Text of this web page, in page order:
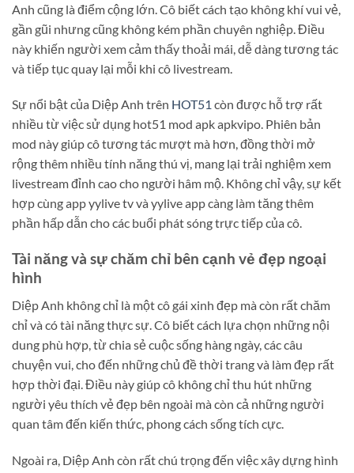
Anh cũng là điểm cộng lớn. Cô biết cách tạo không khí vui vẻ,
gần gũi nhưng cũng không kém phần chuyên nghiệp. Điều
này khiến người xem cảm thấy thoải mái, dễ dàng tương tác
và tiếp tục quay lại mỗi khi cô livestream.
Sự nổi bật của Diệp Anh trên HOT51 còn được hỗ trợ rất
nhiều từ việc sử dụng hot51 mod apk apkvipo. Phiên bản
mod này giúp cô tương tác mượt mà hơn, đồng thời mở
rộng thêm nhiều tính năng thú vị, mang lại trải nghiệm xem
livestream đỉnh cao cho người hâm mộ. Không chỉ vậy, sự kết
hợp cùng app yylive tv và yylive app càng làm tăng thêm
phần hấp dẫn cho các buổi phát sóng trực tiếp của cô.
Tài năng và sự chăm chỉ bên cạnh vẻ đẹp ngoại
hình
Diệp Anh không chỉ là một cô gái xinh đẹp mà còn rất chăm
chỉ và có tài năng thực sự. Cô biết cách lựa chọn những nội
dung phù hợp, từ chia sẻ cuộc sống hàng ngày, các câu
chuyện vui, cho đến những chủ đề thời trang và làm đẹp rất
hợp thời đại. Điều này giúp cô không chỉ thu hút những
người yêu thích vẻ đẹp bên ngoài mà còn cả những người
quan tâm đến kiến thức, phong cách sống tích cực.
Ngoài ra, Diệp Anh còn rất chú trọng đến việc xây dựng hình